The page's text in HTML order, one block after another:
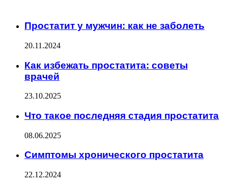
Простатит у мужчин: как не заболеть
20.11.2024
Как избежать простатита: советы
врачей
23.10.2025
Что такое последняя стадия простатита
08.06.2025
Симптомы хронического простатита
22.12.2024